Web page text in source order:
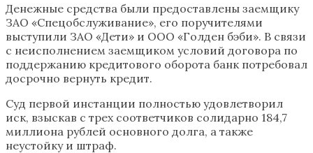
Денежные средства были предоставлены заемщику
ЗАО «Спецобслуживание», его поручителями
выступили ЗАО «Дети» и ООО «Голден бэби». В связи
с неисполнением заемщиком условий договора по
поддержанию кредитового оборота банк потребовал
досрочно вернуть кредит.
Суд первой инстанции полностью удовлетворил
иск, взыскав с трех соответчиков солидарно 184,7
миллиона рублей основного долга, а также
неустойку и штраф.